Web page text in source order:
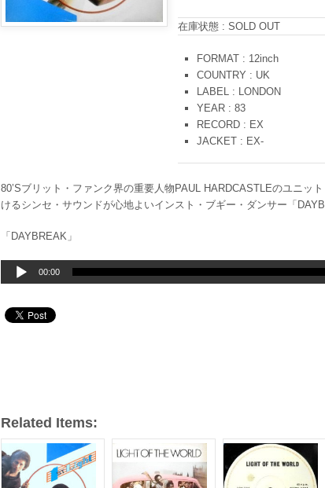
在庫状態 : SOLD OUT
FORMAT : 12inch
COUNTRY : UK
LABEL : LONDON
YEAR : 83
RECORD : EX
JACKET : EX-
80’Sブリット・ファンク界の重要人物PAUL HARDCASTLEのユニッ
けるシンセ・サウンドが心地よいインスト・ブギー・ダンサー「
「DAYBREAK」
声
レ
00:00
Related Items: